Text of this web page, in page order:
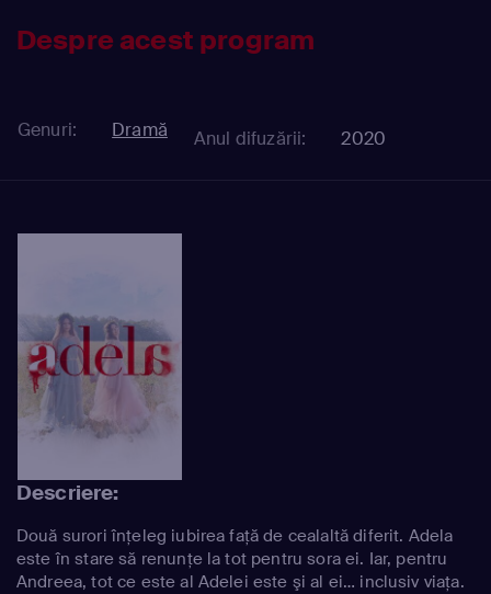
Despre acest program
Genuri: Dramă Anul difuzării: 2020
Descriere:
Două surori înţeleg iubirea faţă de cealaltă diferit. Adela
este în stare să renunţe la tot pentru sora ei. Iar, pentru
Andreea, tot ce este al Adelei este şi al ei… inclusiv viaţa.